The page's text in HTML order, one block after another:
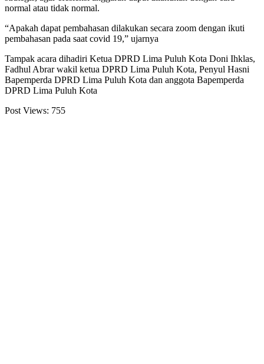
normal atau tidak normal.
“Apakah dapat pembahasan dilakukan secara zoom dengan ikuti
pembahasan pada saat covid 19,” ujarnya
Tampak acara dihadiri Ketua DPRD Lima Puluh Kota Doni Ihklas,
Fadhul Abrar wakil ketua DPRD Lima Puluh Kota, Penyul Hasni
Bapemperda DPRD Lima Puluh Kota dan anggota Bapemperda
DPRD Lima Puluh Kota
Post Views: 755